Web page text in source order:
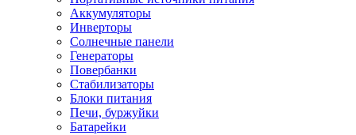
Аккумуляторы
Инверторы
Солнечные панели
Генераторы
Повербанки
Стабилизаторы
Блоки питания
Печи, буржуйки
Батарейки